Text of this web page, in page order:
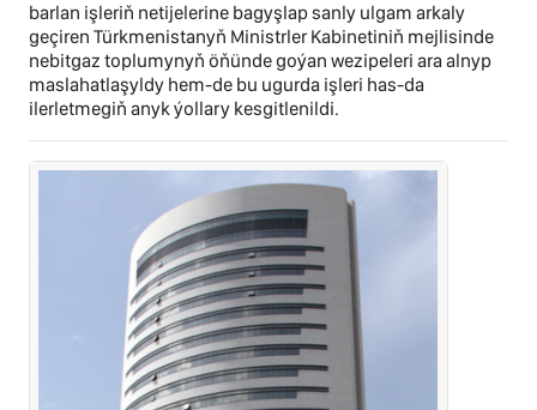
barlan işleriň netijelerine bagyşlap sanly ulgam arkaly
geçiren Türkmenistanyň Ministrler Kabinetiniň mejlisinde
nebitgaz toplumynyň öňünde goýan wezipeleri ara alnyp
maslahatlaşyldy hem-de bu ugurda işleri has-da
ilerletmegiň anyk ýollary kesgitlenildi.